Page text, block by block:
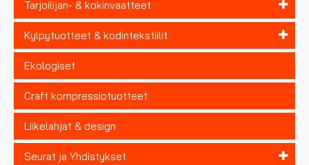
Tarjoilijan- & kokinvaatteet
Kylpytuotteet & kodintekstiilit
Ekologiset
Craft kompressiotuotteet
Liikelahjat & design
Seurat ja Yhdistykset